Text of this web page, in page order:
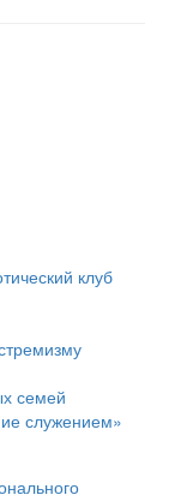
клуб
семей
служением»